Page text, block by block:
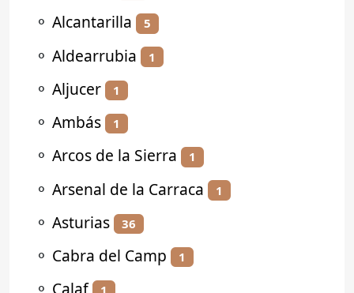
⚬ Alcantarilla 5
⚬ Aldearrubia 1
⚬ Aljucer 1
⚬ Ambás 1
⚬ Arcos de la Sierra 1
⚬ Arsenal de la Carraca 1
⚬ Asturias 36
⚬ Cabra del Camp 1